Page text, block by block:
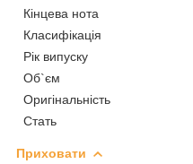
Кінцева нота
Класифікація
Рік випуску
Об`єм
Оригінальність
Стать
Приховати